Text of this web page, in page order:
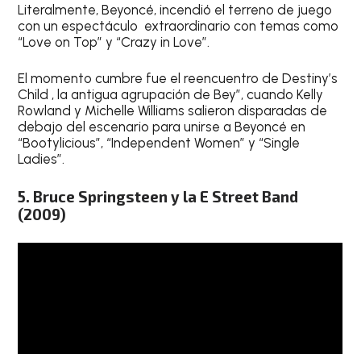
Literalmente, Beyoncé, incendió el terreno de juego
con un espectáculo extraordinario con temas como
“Love on Top” y “Crazy in Love”.
El momento cumbre fue el reencuentro de Destiny’s
Child , la antigua agrupación de Bey”, cuando Kelly
Rowland y Michelle Williams salieron disparadas de
debajo del escenario para unirse a Beyoncé en
“Bootylicious”, “Independent Women” y “Single
Ladies”.
5. Bruce Springsteen y la E Street Band
(2009)